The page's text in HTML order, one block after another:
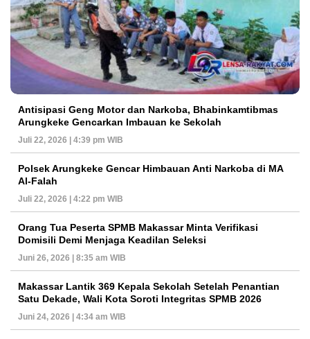
Antisipasi Geng Motor dan Narkoba, Bhabinkamtibmas
Arungkeke Gencarkan Imbauan ke Sekolah
Juli 22, 2026 | 4:39 pm WIB
Polsek Arungkeke Gencar Himbauan Anti Narkoba di MA
Al-Falah
Juli 22, 2026 | 4:22 pm WIB
Orang Tua Peserta SPMB Makassar Minta Verifikasi
Domisili Demi Menjaga Keadilan Seleksi
Juni 26, 2026 | 8:35 am WIB
Makassar Lantik 369 Kepala Sekolah Setelah Penantian
Satu Dekade, Wali Kota Soroti Integritas SPMB 2026
Juni 24, 2026 | 4:34 am WIB